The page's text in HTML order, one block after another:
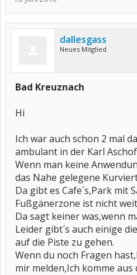
dallesgass
Neues Mitglied
Bad Kreuznach
Hi
Ich war auch schon 2 mal
ambulant in der Karl
Wenn man keine
das Nahe gelegene
Da gibt es Cafe´s,Park mit
Fußgänerzone ist nicht
Da sagt keiner was,wenn
Leider gibt´s auch einige
auf die Piste zu gehen.
Wenn du noch Fragen
mir melden,Ich komme aus